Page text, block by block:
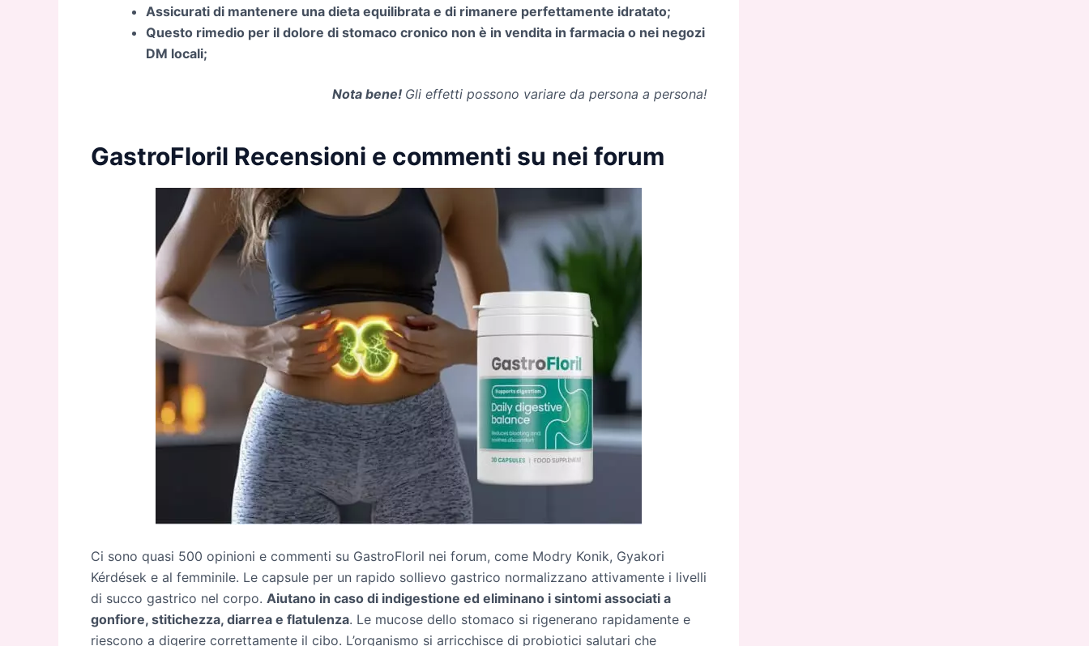
Assicurati di mantenere una dieta equilibrata e di rimanere perfettamente idratato;
Questo rimedio per il dolore di stomaco cronico non è in vendita in farmacia o nei negozi
DM locali;
Nota bene! Gli effetti possono variare da persona a persona!
GastroFloril Recensioni e commenti su nei forum
Ci sono quasi 500 opinioni e commenti su GastroFloril nei forum, come Modry Konik, Gyakori
Kérdések e al femminile. Le capsule per un rapido sollievo gastrico normalizzano attivamente i livelli
di succo gastrico nel corpo. Aiutano in caso di indigestione ed eliminano i sintomi associati a
gonfiore, stitichezza, diarrea e flatulenza. Le mucose dello stomaco si rigenerano rapidamente e
riescono a digerire correttamente il cibo. L’organismo si arricchisce di probiotici salutari che